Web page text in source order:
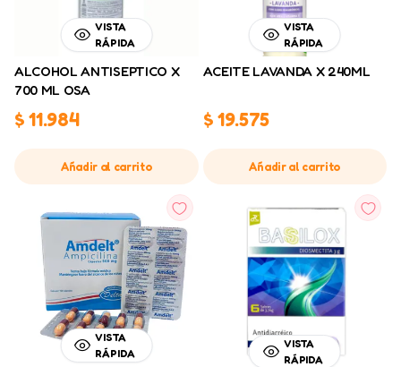
VISTA
RÁPIDA
ALCOHOL ANTISEPTICO X
700 ML OSA
$11.984
Añadir al carrito
VISTA
RÁPIDA
ACEITE LAVANDA X 240ML
$19.575
Añadir al carrito
VISTA
RÁPIDA
VISTA
RÁPIDA